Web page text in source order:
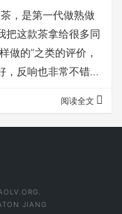
，是第一代做熟做
把这款茶拿给很多同
做的”之类的评价，
，反响也非常不错，
众筹十一勐海古韵生
售、反响，依旧非常
阅读全文
JIANG